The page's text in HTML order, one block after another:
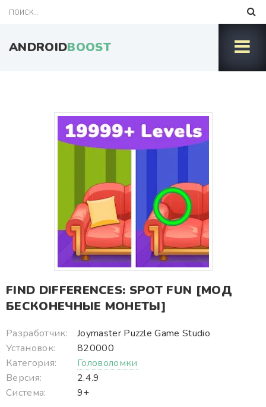
ANDROIDBOOST
FIND DIFFERENCES: SPOT FUN [МОД
БЕСКОНЕЧНЫЕ МОНЕТЫ]
Разработчик:
Joymaster Puzzle Game Studio
Установок:
820000
Категория:
Головоломки
Версия:
2.4.9
Система:
9+